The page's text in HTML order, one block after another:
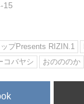
15
ップPresents RIZIN.1
コバヤシ おのののか